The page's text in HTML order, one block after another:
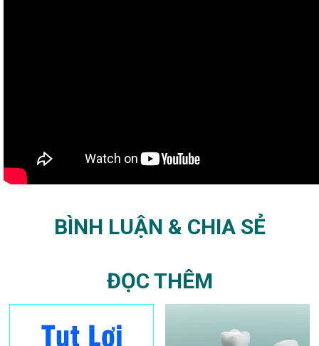
BÌNH LUẬN & CHIA SẺ
ĐỌC THÊM